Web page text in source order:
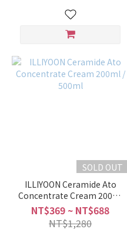
SOLD OUT
ILLIYOON Ceramide Ato
Concentrate Cream 200ml
/ 500ml
NT$369 ~ NT$688
NT$1,280